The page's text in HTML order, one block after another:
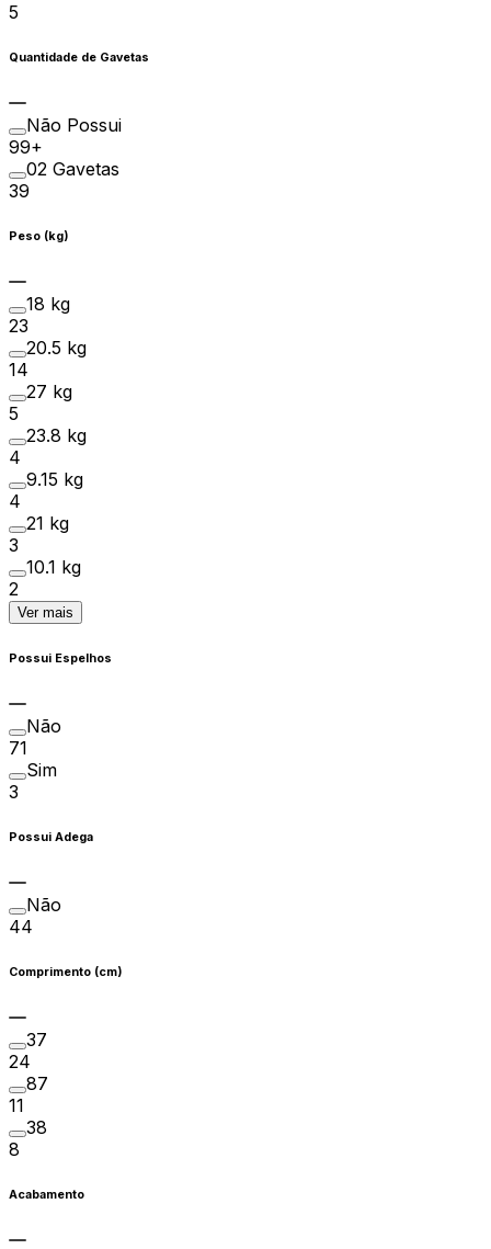
5
Quantidade de Gavetas
Não Possui
99+
02 Gavetas
39
Peso (kg)
18 kg
23
20.5 kg
14
27 kg
5
23.8 kg
4
9.15 kg
4
21 kg
3
10.1 kg
2
Ver mais
Possui Espelhos
Não
71
Sim
3
Possui Adega
Não
44
Comprimento (cm)
37
24
87
11
38
8
Acabamento